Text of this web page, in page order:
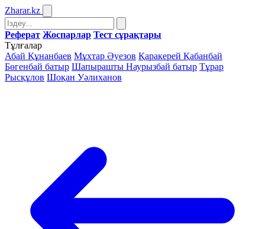
Zharar.kz
Реферат Жоспарлар Тест сұрақтары
Тұлғалар
Абай Құнанбаев Мұхтар Әуезов Қаракерей Қабанбай
Бөгенбай батыр Шапырашты Наурызбай батыр Тұрар
Рысқұлов Шоқан Уәлиханов